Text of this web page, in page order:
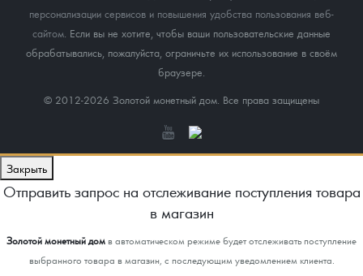
персонализации сервисов и повышения удобства пользования веб-
сайтом. Если вы не хотите, чтобы ваши пользовательские данные
обрабатывались, пожалуйста, ограничьте их использование в своём
браузере.
© 2012-2026 Золотой монетный дом. Все права защищены
Закрыть
Отправить запрос на отслеживание поступления товара
в магазин
Золотой монетный домв автоматическом режиме будет отслеживать поступление
выбранного товара в магазин, с последующим уведомлением клиента.